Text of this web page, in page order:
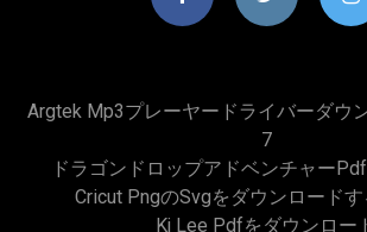
Argtek Mp3プレーヤードライバーダウ
7
ドラゴンドロップアドベンチャー
Cricut Pngのsvgをダウンロード
Kj Lee Pdfをダウンロー